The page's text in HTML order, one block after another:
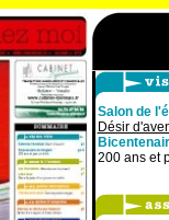
Salon de
Désir
200 ans et